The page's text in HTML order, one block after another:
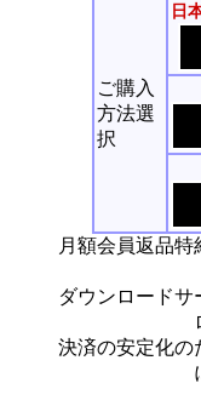
ご購入
方法選
択
日
月額会員返品
ダウンロード
決済の安定化の